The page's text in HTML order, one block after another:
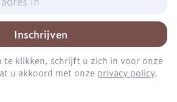
Inschrijven
te klikken, schrijft u zich in voor onze
u akkoord met onze privacy policy.